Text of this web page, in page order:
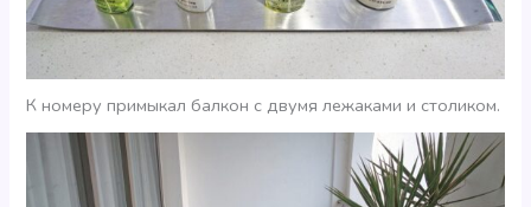
К номеру примыкал балкон с двумя лежаками и столиком.